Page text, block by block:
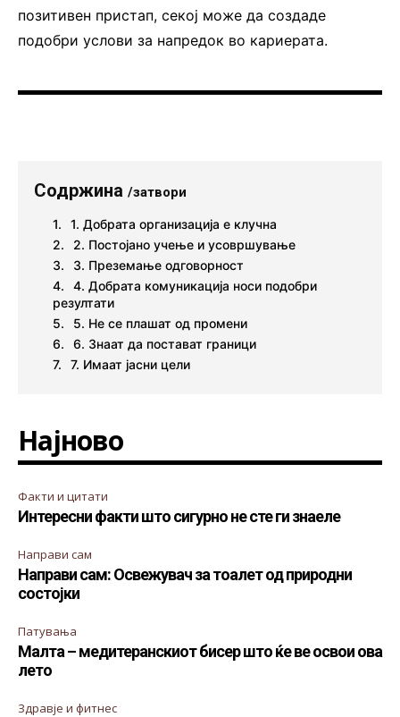
позитивен пристап, секој може да создаде
подобри услови за напредок во кариерата.
Содржина /затвори
1. Добрата организација е клучна
2. Постојано учење и усовршување
3. Преземање одговорност
4. Добрата комуникација носи подобри
резултати
5. Не се плашат од промени
6. Знаат да постават граници
7. Имаат јасни цели
Најново
Факти и цитати
Интересни факти што сигурно не сте ги знаеле
Направи сам
Направи сам: Освежувач за тоалет од природни
состојки
Патувања
Малта – медитеранскиот бисер што ќе ве освои ова
лето
Здравје и фитнес